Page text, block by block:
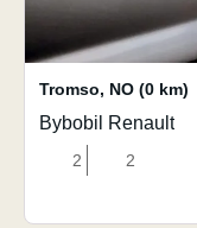
Tromso, NO (0 km)
Bybobil Renault
2 2